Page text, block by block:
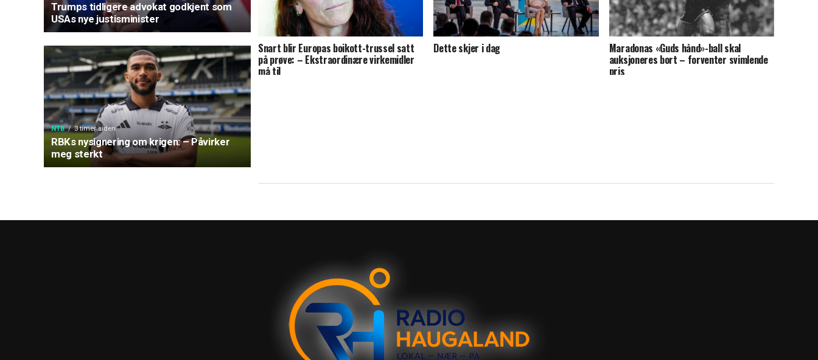
Trumps tidligere advokat godkjent som
USAs nye justisminister
NTB 3 timer siden
RBKs nysignering om krigen: – Påvirker
meg sterkt
Snart blir Europas boikott-trussel satt
på prøve: – Ekstraordinære virkemidler
må til
Dette skjer i dag Maradonas «Guds hånd»-ball skal
auksjoneres bort – forventer svimlende
pris